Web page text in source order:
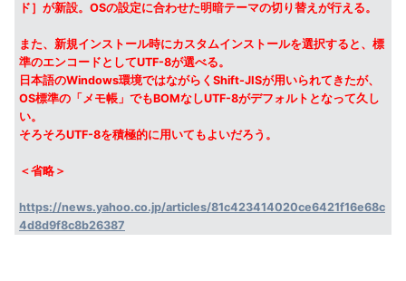
ド］が新設。OSの設定に合わせた明暗テーマの切り替えが行える。
また、新規インストール時にカスタムインストールを選択すると、標
準のエンコードとしてUTF-8が選べる。
日本語のWindows環境ではながらくShift-JISが用いられてきたが、
OS標準の「メモ帳」でもBOMなしUTF-8がデフォルトとなって久し
い。
そろそろUTF-8を積極的に用いてもよいだろう。
＜省略＞
https://news.yahoo.co.jp/articles/81c423414020ce6421f16e68c
4d8d9f8c8b26387